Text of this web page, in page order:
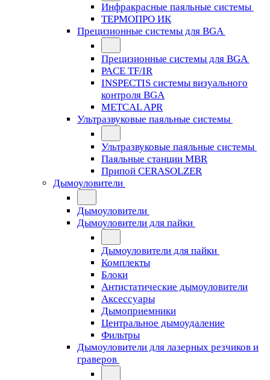
Инфракрасные паяльные системы
ТЕРМОПРО ИК
Прецизионные системы для BGA
Прецизионные системы для BGA
PACE TF/IR
INSPECTIS системы визуального
контроля BGA
METCAL APR
Ультразвуковые паяльные системы
Ультразвуковые паяльные системы
Паяльные станции MBR
Припой CERASOLZER
Дымоуловители
Дымоуловители
Дымоуловители для пайки
Дымоуловители для пайки
Комплекты
Блоки
Антистатические дымоуловители
Аксессуары
Дымоприемники
Центральное дымоудаление
Фильтры
Дымоуловители для лазерных резчиков и
граверов